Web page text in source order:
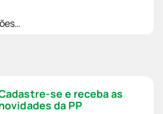
se e receba as
da PP